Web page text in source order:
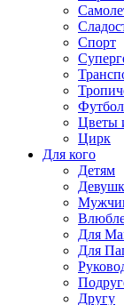
Спорт
Футбол
Цветы
Цирк
Для кого
Детям
Для
Для
Другу